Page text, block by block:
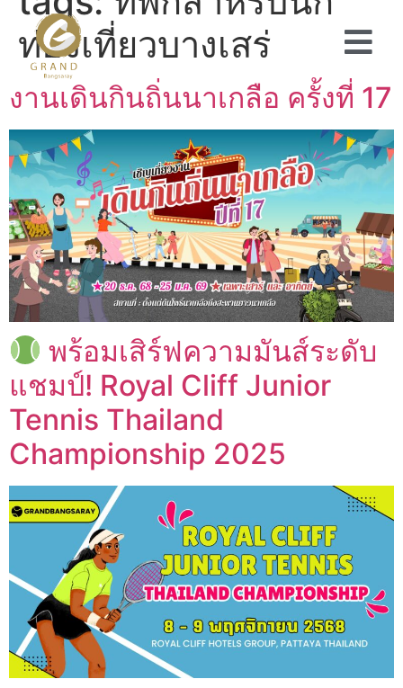
ท่องเที่ยวบางเสร่
งานเดินกินถิ่นนาเกลือ ครั้งที่ 17
พร้อมเสิร์ฟความมันส์ระดับ
แชมป์! Royal Cliff Junior
Tennis Thailand
Championship 2025